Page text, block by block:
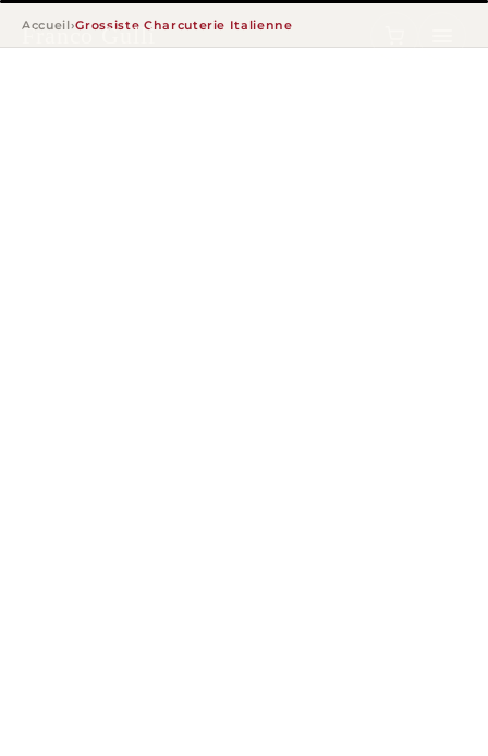
Franco Gullì
Accueil›Grossiste Charcuterie Italienne